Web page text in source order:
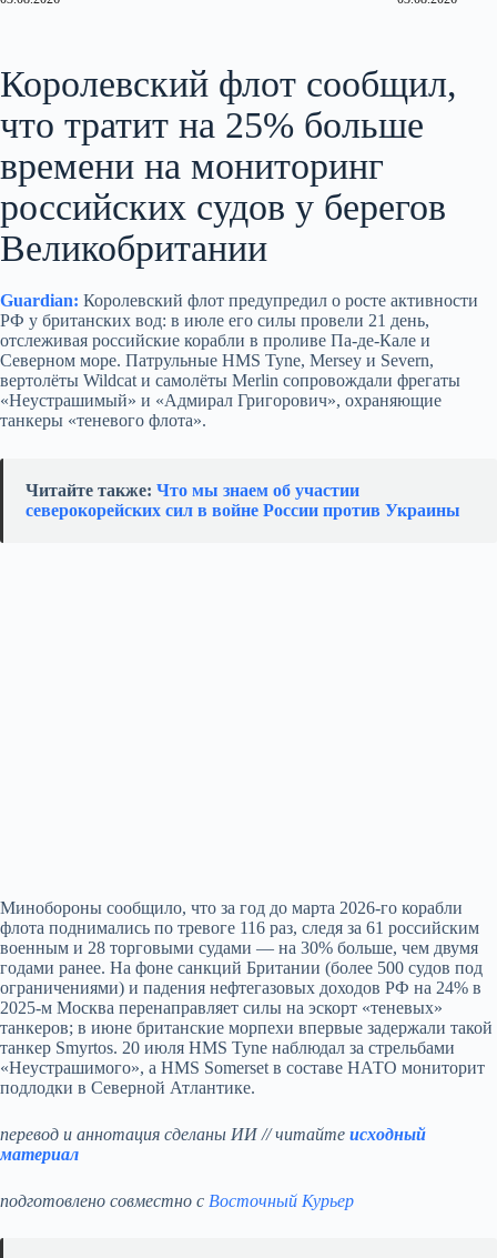
Королевский флот сообщил,
что тратит на 25% больше
времени на мониторинг
российских судов у берегов
Великобритании
Guardian: Королевский флот предупредил о росте активности
РФ у британских вод: в июле его силы провели 21 день,
отслеживая российские корабли в проливе Па-де-Кале и
Северном море. Патрульные HMS Tyne, Mersey и Severn,
вертолёты Wildcat и самолёты Merlin сопровождали фрегаты
«Неустрашимый» и «Адмирал Григорович», охраняющие
танкеры «теневого флота».
Читайте также: Что мы знаем об участии
северокорейских сил в войне России против Украины
Минобороны сообщило, что за год до марта 2026-го корабли
флота поднимались по тревоге 116 раз, следя за 61 российским
военным и 28 торговыми судами — на 30% больше, чем двумя
годами ранее. На фоне санкций Британии (более 500 судов под
ограничениями) и падения нефтегазовых доходов РФ на 24% в
2025-м Москва перенаправляет силы на эскорт «теневых»
танкеров; в июне британские морпехи впервые задержали такой
танкер Smyrtos. 20 июля HMS Tyne наблюдал за стрельбами
«Неустрашимого», а HMS Somerset в составе НАТО мониторит
подлодки в Северной Атлантике.
перевод и аннотация сделаны ИИ // читайте исходный
материал
подготовлено совместно с Восточный Курьер